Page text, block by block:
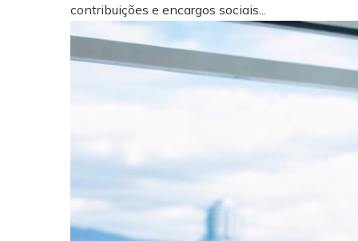
contribuições e encargos sociais...